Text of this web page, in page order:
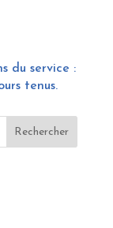
du service :
tenus.
Rechercher